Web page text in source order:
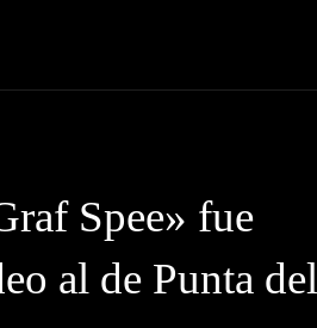
Spee» fue
al de Punta del